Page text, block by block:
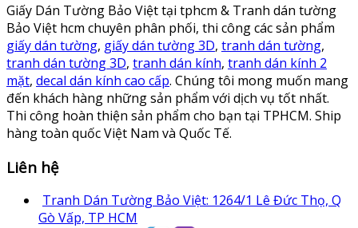
Giấy Dán Tường Bảo Việt tại tphcm & Tranh dán tường
Bảo Việt hcm chuyên phân phối, thi công các sản phẩm
giấy dán tường, giấy dán tường 3D, tranh dán tường,
tranh dán tường 3D, tranh dán kính, tranh dán kính 2
mặt, decal dán kính cao cấp. Chúng tôi mong muốn mang
đến khách hàng những sản phẩm với dịch vụ tốt nhất.
Thi công hoàn thiện sản phẩm cho bạn tại TPHCM. Ship
hàng toàn quốc Việt Nam và Quốc Tế.
Liên hệ
Tranh Dán Tường Bảo Việt: 1264/1 Lê Đức Thọ, Q
Gò Vấp, TP HCM